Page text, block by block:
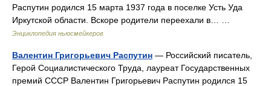
Распутин родился 15 марта 1937 года в поселке Усть Уда
Иркутской области. Вскоре родители переехали в… …
Энциклопедия ньюсмейкеров
Валентин Григорьевич Распутин — Российский писатель,
Герой Социалистического Труда, лауреат Государственных
премий СССР Валентин Григорьевич Распутин родился 15